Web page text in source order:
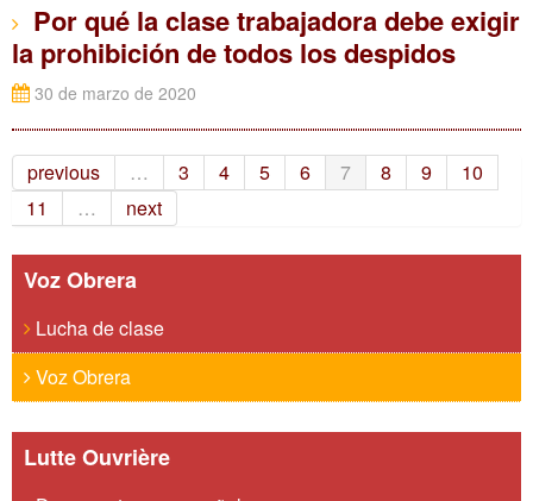
Por qué la clase trabajadora debe exigir
la prohibición de todos los despidos
30 de marzo de 2020
previous … 3 4 5 6 7 8 9
10
11
… next
Voz Obrera
Lucha de clase
Voz Obrera
Lutte Ouvrière